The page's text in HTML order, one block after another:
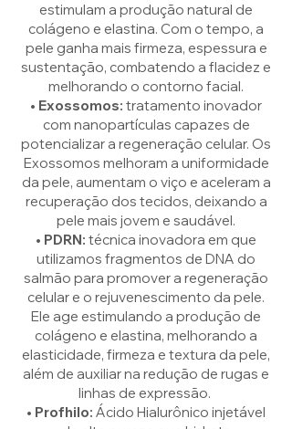
estimulam a produção natural de
colágeno e elastina. Com o tempo, a
pele ganha mais firmeza, espessura e
sustentação, combatendo a flacidez e
melhorando o contorno facial.
• Exossomos: tratamento inovador
com nanopartículas capazes de
potencializar a regeneração celular. Os
Exossomos melhoram a uniformidade
da pele, aumentam o viço e aceleram a
recuperação dos tecidos, deixando a
pele mais jovem e saudável.
• PDRN: técnica inovadora em que
utilizamos fragmentos de DNA do
salmão para promover a regeneração
celular e o rejuvenescimento da pele.
Ele age estimulando a produção de
colágeno e elastina, melhorando a
elasticidade, firmeza e textura da pele,
além de auxiliar na redução de rugas e
linhas de expressão.
• Profhilo: Ácido Hialurônico injetável